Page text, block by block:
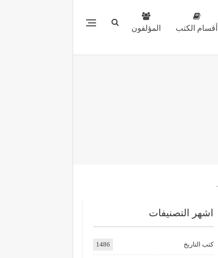
أقسام الكتب المؤلفون
اشهر التصنيفات
كتب التاريخ 1486